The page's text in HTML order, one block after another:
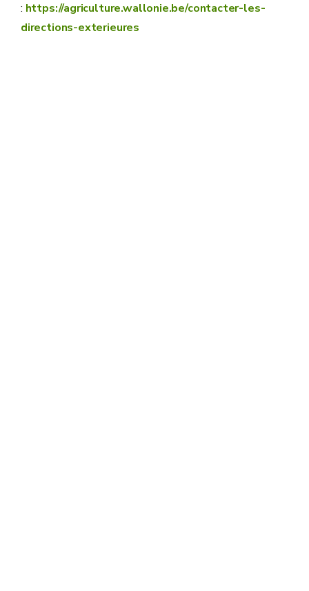
: https://agriculture.wallonie.be/contacter-les-
directions-exterieures